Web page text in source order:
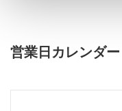
営業日カレンダー